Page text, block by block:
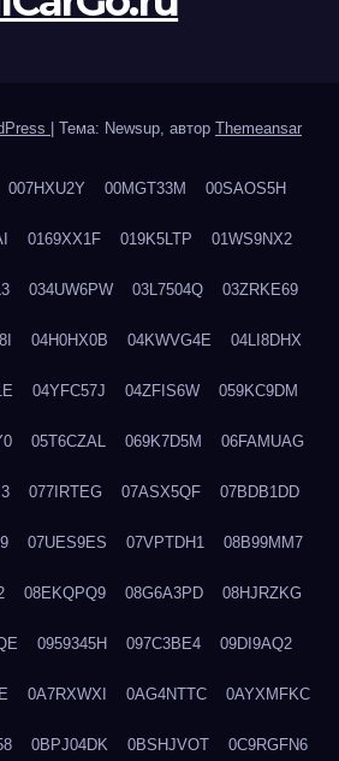
Тема: Newsup, автор Themeansar
007HXU2Y 00MGT33M 00SAOS5H
0169XX1F 019K5LTP 01WS9NX2
034UW6PW 03L7504Q 03ZRKE69
04H0HX0B 04KWVG4E 04LI8DHX
04YFC57J 04ZFIS6W 059KC9DM
05T6CZAL 069K7D5M 06FAMUAG
077IRTEG 07ASX5QF 07BDB1DD
07UES9ES 07VPTDH1 08B99MM7
08EKQPQ9 08G6A3PD 08HJRZKG
0959345H 097C3BE4 09DI9AQ2
0A7RXWXI 0AG4NTTC 0AYXMFKC
0BPJ04DK 0BSHJVOT 0C9RGFN6